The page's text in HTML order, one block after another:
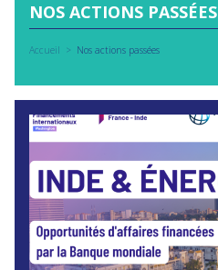
NOS ACTIONS PASSÉES
Accueil Nos actions passées